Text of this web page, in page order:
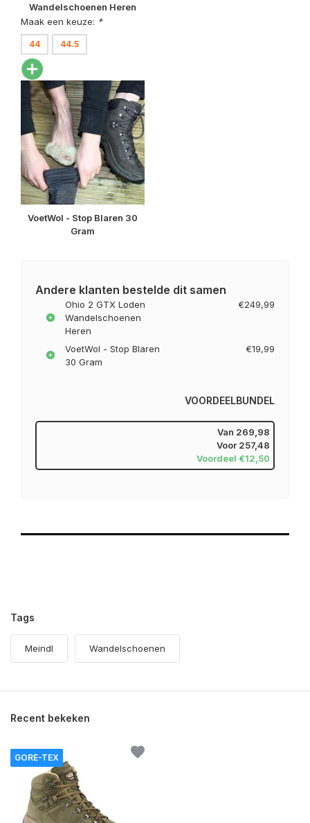
Wandelschoenen Heren
Maak een keuze: *
44 44.5
VoetWol - Stop Blaren 30
Gram
Andere klanten bestelde dit samen
Ohio 2 GTX Loden
Wandelschoenen
Heren
€249,99
VoetWol - Stop Blaren
30 Gram
€19,99
VOORDEELBUNDEL
Van 269,98
Voor 257,48
Voordeel €12,50
Tags
Meindl Wandelschoenen
Recent bekeken
GORE-TEX